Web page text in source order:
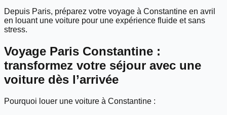
Depuis Paris, préparez votre voyage à Constantine en avril
en louant une voiture pour une expérience fluide et sans
stress.
Voyage Paris Constantine :
transformez votre séjour avec une
voiture dès l’arrivée
Pourquoi louer une voiture à Constantine :